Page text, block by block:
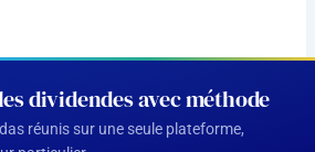
dividendes avec méthode
réunis sur une seule plateforme,